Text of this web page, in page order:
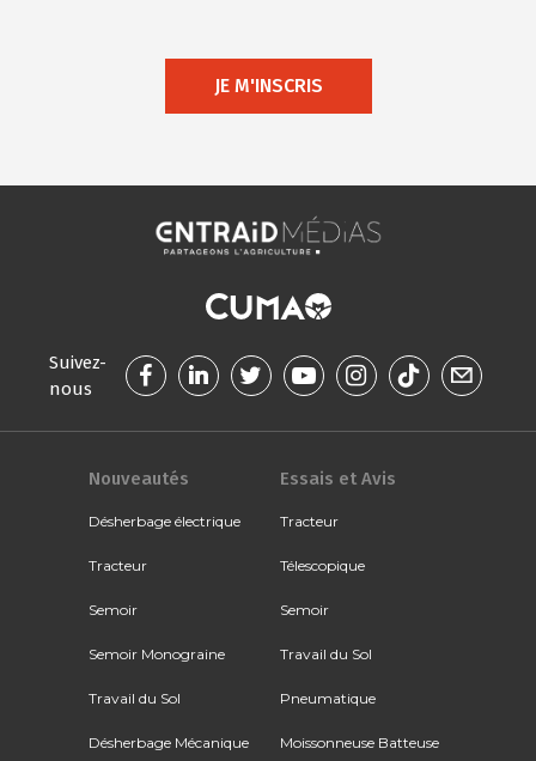
JE M'INSCRIS
Suivez-
nous
Nouveautés
Désherbage électrique
Tracteur
Semoir
Semoir Monograine
Travail du Sol
Désherbage Mécanique
Essais et Avis
Tracteur
Télescopique
Semoir
Travail du Sol
Pneumatique
Moissonneuse Batteuse